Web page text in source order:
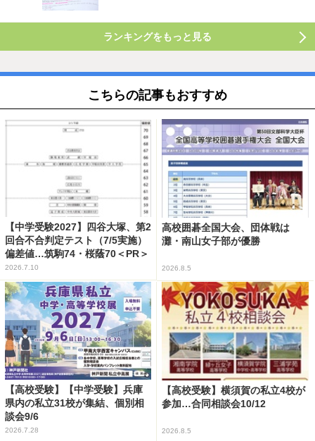
ランキングをもっと見る
こちらの記事もおすすめ
【中学受験2027】四谷大塚、第2
回合不合判定テスト（7/5実施）
偏差値…筑駒74・桜蔭70＜PR＞
2026.7.10
高校囲碁全国大会、団体戦は
灘・南山女子部が優勝
2026.8.5
【高校受験】【中学受験】兵庫
県内の私立31校が集結、個別相
談会9/6
2026.7.28
【高校受験】横須賀の私立4校が
参加…合同相談会10/12
2026.8.5